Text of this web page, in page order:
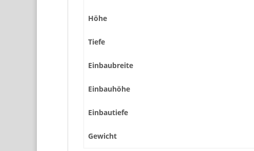
Höhe
Tiefe
Einbaubreite
Einbauhöhe
Einbautiefe
Gewicht